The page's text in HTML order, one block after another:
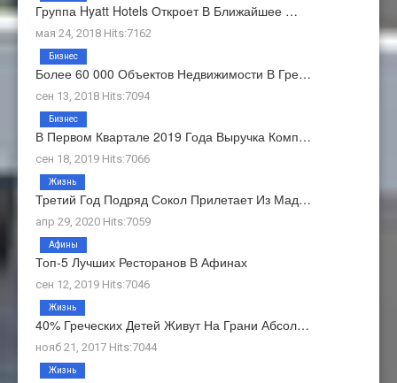
Группа Hyatt Hotels Откроет В Ближайшее …
мая 24, 2018 Hits:7162
Более 60 000 Объектов Недвижимости В Гре…
сен 13, 2018 Hits:7094
Бизнес
В Первом Квартале 2019 Года Выручка Комп…
сен 18, 2019 Hits:7066
Бизнес
Третий Год Подряд Сокол Прилетает Из Мад…
апр 29, 2020 Hits:7059
Жизнь
Топ-5 Лучших Ресторанов В Афинах
сен 12, 2019 Hits:7046
Афины
40% Греческих Детей Живут На Грани Абсол…
нояб 21, 2017 Hits:7044
Жизнь
Жизнь